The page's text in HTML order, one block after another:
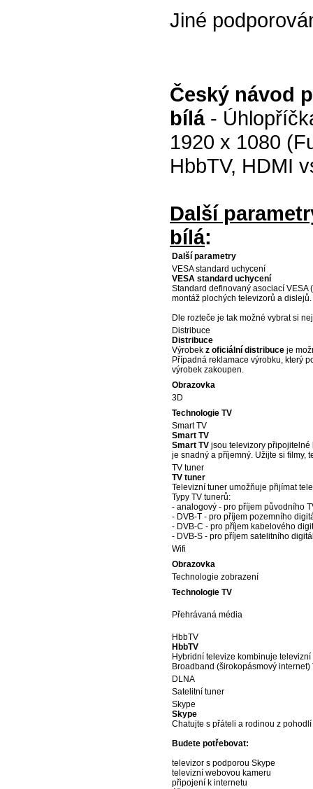
Jiné
Český návod
bílá-
1920 x 1080
HbbTV, HDMI
Další
bílá:
Další parametry
VESA standard uchycení
VESA standard uchycení
Standard definovaný asociací VESA
montáž plochých televizorů a dislejů.
Dle rozteče je tak možné vybrat si
Distribuce
Distribuce
Výrobek z oficiální distribuce je
Případná reklamace výrobku, který
výrobek zakoupen.
Obrazovka
3D
Technologie TV
Smart TV
Smart TV
Smart TV jsou televizory připojitelné
je snadný a příjemný. Užijte si filmy,
TV tuner
TV tuner
Televizní tuner umožňuje přijímat
Typy TV tunerů:
- analogový - pro příjem původního
- DVB-T - pro příjem pozemního
- DVB-C - pro příjem kabelového
- DVB-S - pro příjem satelitního
Wifi
Obrazovka
Technologie zobrazení
Technologie TV
Přehrávaná média
HbbTV
HbbTV
Hybridní televize kombinuje
Broadband (širokopásmový internet)
DLNA
Satelitní tuner
Skype
Skype
Chatujte s přáteli a rodinou z
Budete potřebovat:
televizor s podporou Skype
televizní webovou kameru
připojení k internetu